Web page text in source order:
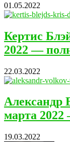
01.05.2022
Кертис
2022 —
22.03.2022
Александр
марта
19.03.2022